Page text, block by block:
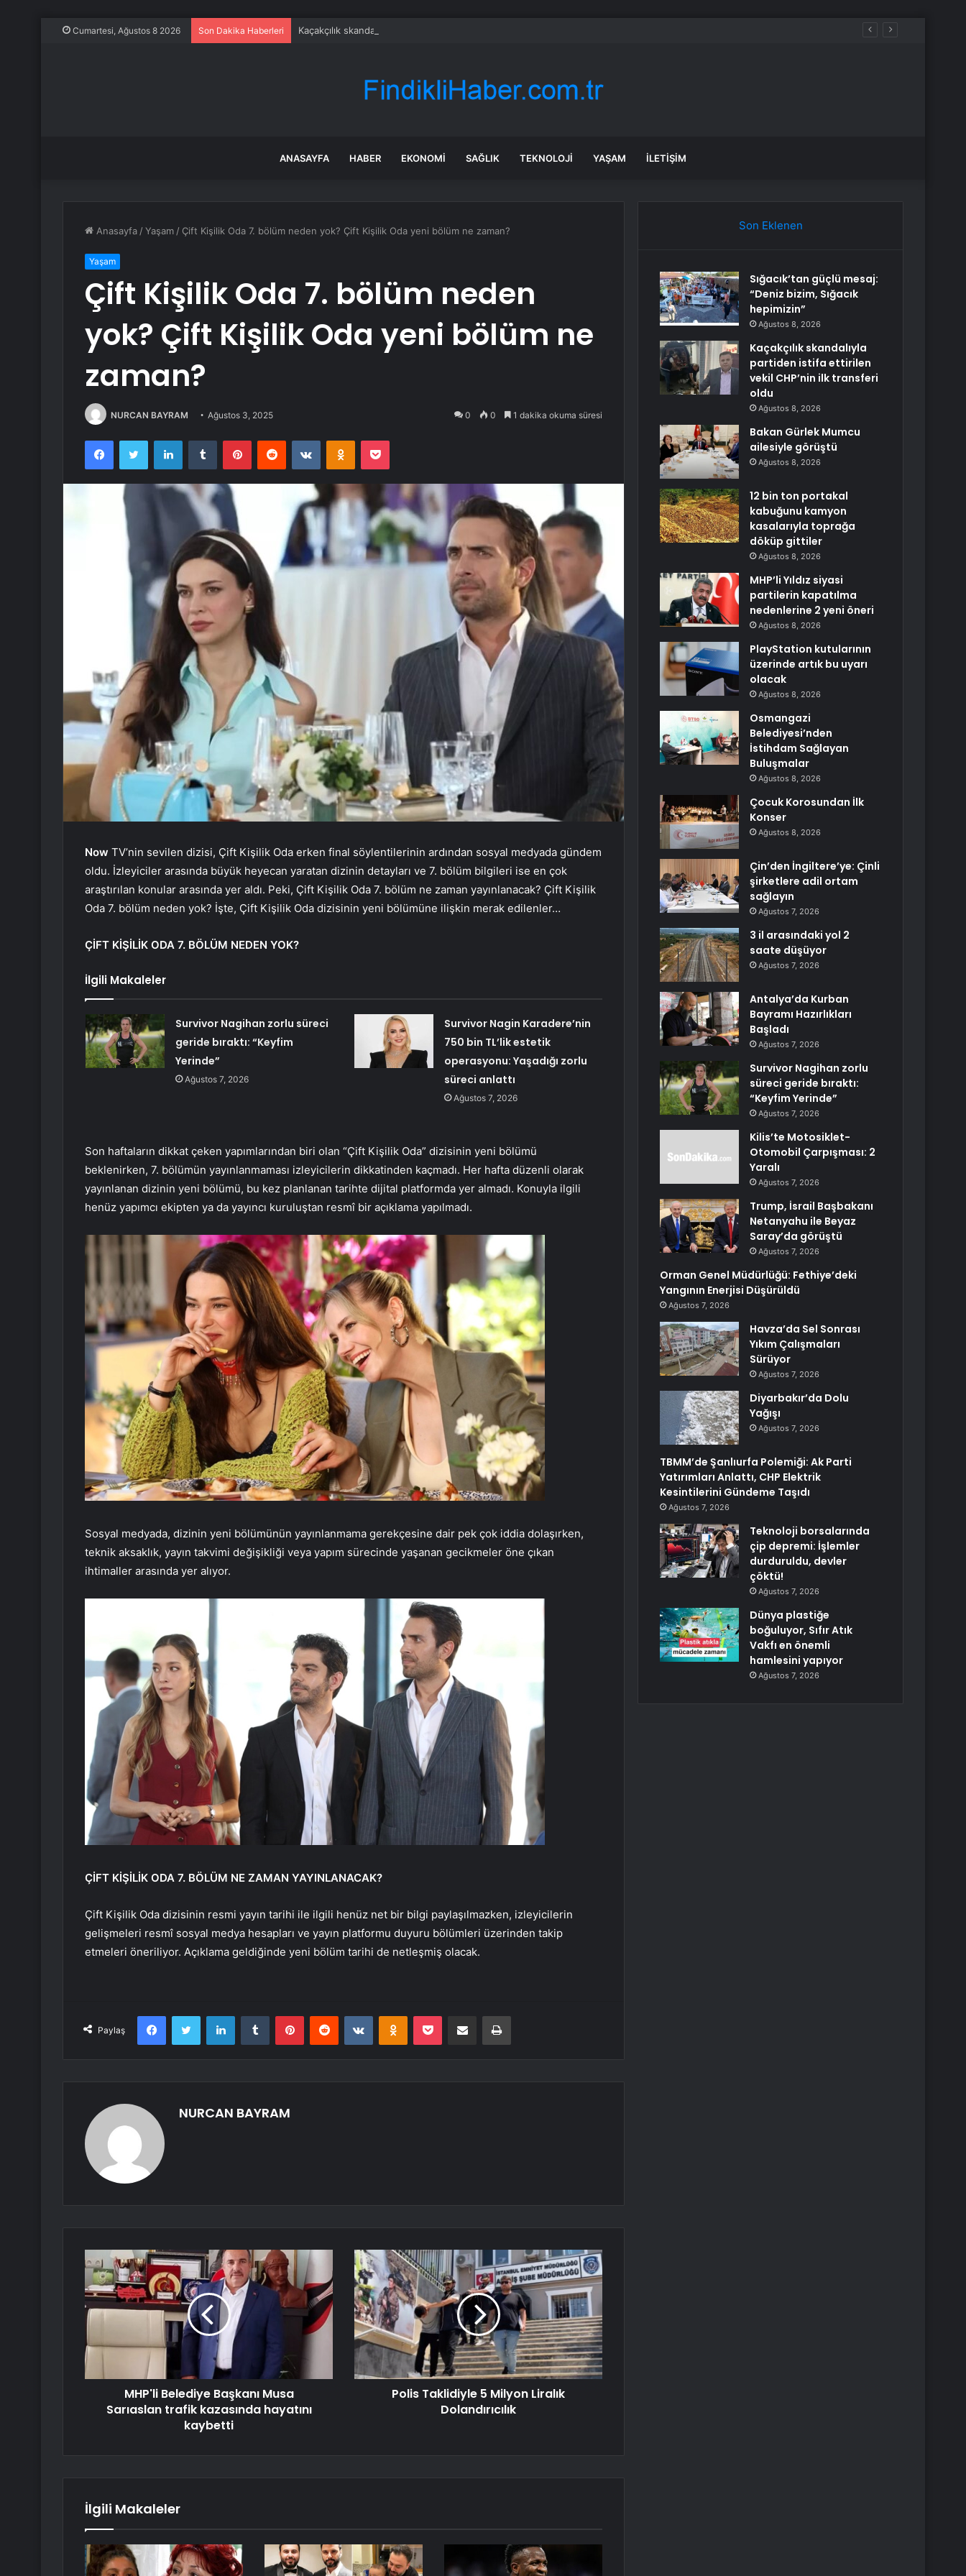
Cumartesi, Ağustos 8 2026 Son Dakika Haberleri Kaçakçılık skandalıyla partiden istifa ettirilen vekil CHP’nin ilk transferi oldu
ANASAYFA HABER EKONOMI SAĞLIK TEKNOLOJI YAŞAM İLETIŞIM
Anasayfa /Yaşam / Çift Kişilik Oda 7. bölüm neden yok? Çift Kişilik Oda yeni bölüm ne zaman?
Yaşam
Çift Kişilik Oda 7. bölüm neden
yok? Çift Kişilik Oda yeni bölüm ne
zaman?
NURCAN BAYRAM Ağustos 3, 2025 0 0 1 dakika okuma süresi
FacebookTwitter LinkedInTumblr PinterestReddit VKontakteOdnoklassniki
Pocket
Now TV’nin sevilen dizisi, Çift Kişilik Oda erken final söylentilerinin ardından sosyal medyada gündem
oldu. İzleyiciler arasında büyük heyecan yaratan dizinin detayları ve 7. bölüm bilgileri ise en çok
araştırılan konular arasında yer aldı. Peki, Çift Kişilik Oda 7. bölüm ne zaman yayınlanacak? Çift Kişilik
Oda 7. bölüm neden yok? İşte, Çift Kişilik Oda dizisinin yeni bölümüne ilişkin merak edilenler…
ÇİFT KİŞİLİK ODA 7. BÖLÜM NEDEN YOK?
İlgili Makaleler
Survivor Nagihan zorlu süreci
geride bıraktı: “Keyfim
Yerinde”
Ağustos 7, 2026
Survivor Nagin Karadere’nin
750 bin TL’lik estetik
operasyonu: Yaşadığı zorlu
süreci anlattı
Ağustos 7, 2026
Son haftaların dikkat çeken yapımlarından biri olan “Çift Kişilik Oda” dizisinin yeni bölümü
beklenirken, 7. bölümün yayınlanmaması izleyicilerin dikkatinden kaçmadı. Her hafta düzenli olarak
yayınlanan dizinin yeni bölümü, bu kez planlanan tarihte dijital platformda yer almadı. Konuyla ilgili
henüz yapımcı ekipten ya da yayıncı kuruluştan resmî bir açıklama yapılmadı.
Sosyal medyada, dizinin yeni bölümünün yayınlanmama gerekçesine dair pek çok iddia dolaşırken,
teknik aksaklık, yayın takvimi değişikliği veya yapım sürecinde yaşanan gecikmeler öne çıkan
ihtimaller arasında yer alıyor.
ÇİFT KİŞİLİK ODA 7. BÖLÜM NE ZAMAN YAYINLANACAK?
Çift Kişilik Oda dizisinin resmi yayın tarihi ile ilgili henüz net bir bilgi paylaşılmazken, izleyicilerin
gelişmeleri resmî sosyal medya hesapları ve yayın platformu duyuru bölümleri üzerinden takip
etmeleri öneriliyor. Açıklama geldiğinde yeni bölüm tarihi de netleşmiş olacak.
Paylaş
FacebookTwitter LinkedInTumblr PinterestReddit VKontakteOdnoklassniki
Pocket E-Posta ile paylaş Yazdır
NURCAN BAYRAM
MHP'li Belediye Başkanı Musa
Sarıaslan trafik kazasında hayatını
kaybetti
Polis Taklidiyle 5 Milyon Liralık
Dolandırıcılık
İlgili Makaleler
Son Eklenen
Sığacık’tan güçlü mesaj:
“Deniz bizim, Sığacık
hepimizin”
Ağustos 8, 2026
Kaçakçılık skandalıyla
partiden istifa ettirilen
vekil CHP’nin ilk transferi
oldu
Ağustos 8, 2026
Bakan Gürlek Mumcu
ailesiyle görüştü
Ağustos 8, 2026
12 bin ton portakal
kabuğunu kamyon
kasalarıyla toprağa
döküp gittiler
Ağustos 8, 2026
MHP’li Yıldız siyasi
partilerin kapatılma
nedenlerine 2 yeni öneri
Ağustos 8, 2026
PlayStation kutularının
üzerinde artık bu uyarı
olacak
Ağustos 8, 2026
Osmangazi
Belediyesi’nden
İstihdam Sağlayan
Buluşmalar
Ağustos 8, 2026
Çocuk Korosundan İlk
Konser
Ağustos 8, 2026
Çin’den İngiltere’ye: Çinli
şirketlere adil ortam
sağlayın
Ağustos 7, 2026
3 il arasındaki yol 2
saate düşüyor
Ağustos 7, 2026
Antalya’da Kurban
Bayramı Hazırlıkları
Başladı
Ağustos 7, 2026
Survivor Nagihan zorlu
süreci geride bıraktı:
“Keyfim Yerinde”
Ağustos 7, 2026
Kilis’te Motosiklet-
Otomobil Çarpışması: 2
Yaralı
Ağustos 7, 2026
Trump, İsrail Başbakanı
Netanyahu ile Beyaz
Saray’da görüştü
Ağustos 7, 2026
Orman Genel Müdürlüğü: Fethiye’deki
Yangının Enerjisi Düşürüldü
Ağustos 7, 2026
Havza’da Sel Sonrası
Yıkım Çalışmaları
Sürüyor
Ağustos 7, 2026
Diyarbakır’da Dolu
Yağışı
Ağustos 7, 2026
TBMM’de Şanlıurfa Polemiği: Ak Parti
Yatırımları Anlattı, CHP Elektrik
Kesintilerini Gündeme Taşıdı
Ağustos 7, 2026
Teknoloji borsalarında
çip depremi: İşlemler
durduruldu, devler
çöktü!
Ağustos 7, 2026
Dünya plastiğe
boğuluyor, Sıfır Atık
Vakfı en önemli
hamlesini yapıyor
Ağustos 7, 2026